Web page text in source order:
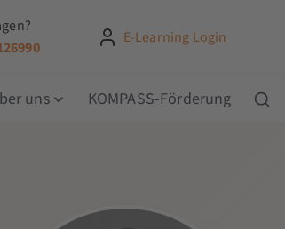
E-Learning Login
uns KOMPASS-Förderung